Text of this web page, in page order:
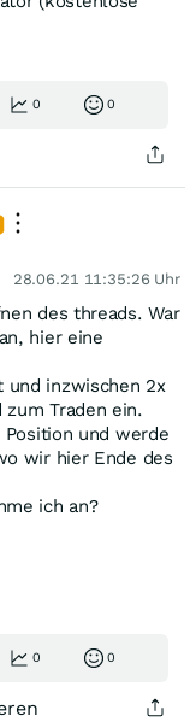
0 0
28.06.21 11:35:26 Uhr
des threads. War
hier eine
und inzwischen 2x
Traden ein.
und werde
wir hier Ende des
ich an?
0 0